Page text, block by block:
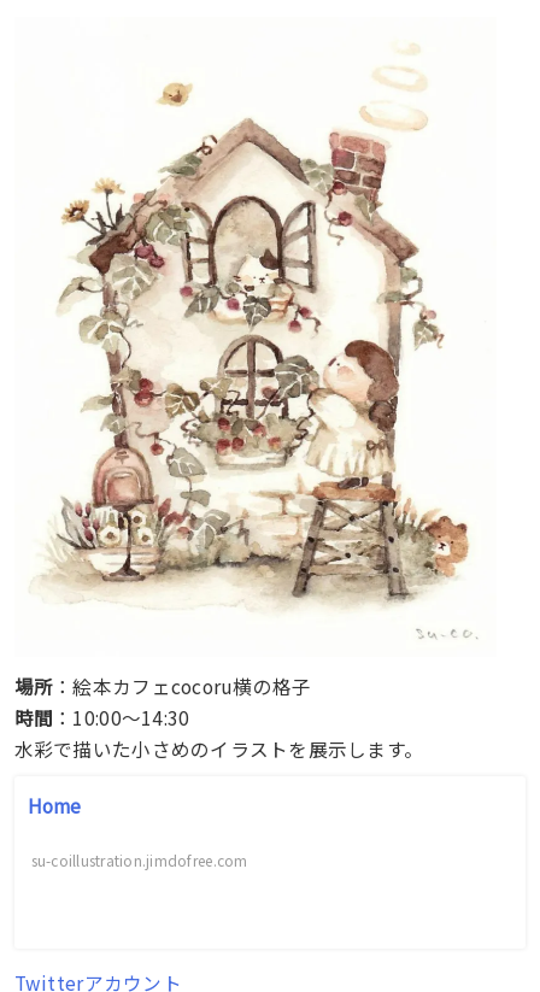
場所 ：絵本カフェcocoru横の格子
時間 ：10:00～14:30
水彩で描いた小さめのイラストを展示します。
Home
su-coillustration.jimdofree.com
Twitterアカウント